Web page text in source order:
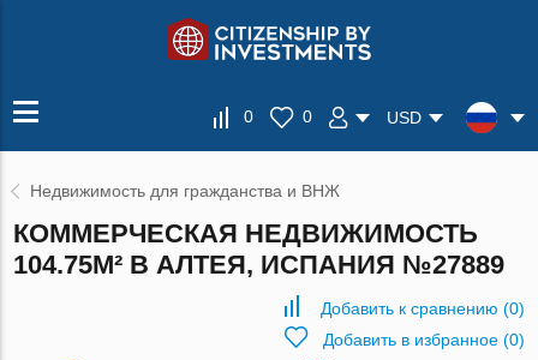
0 0 USD
Недвижимость для гражданства и ВНЖ
КОММЕРЧЕСКАЯ НЕДВИЖИМОСТЬ
104.75М² В АЛТЕЯ, ИСПАНИЯ №27889
Добавить к сравнению (0)
Добавить в избранное(0)